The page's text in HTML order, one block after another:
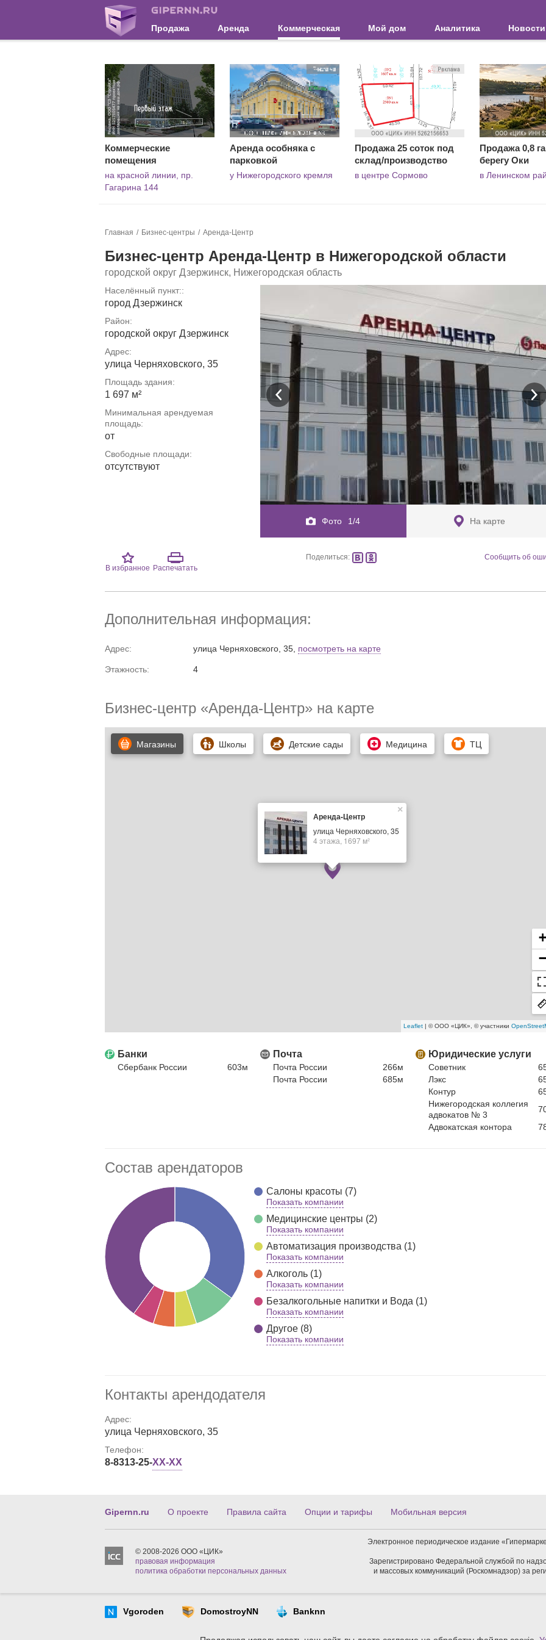
Продажа Аренда Коммерческая Мой дом Аналитика Новости
Коммерческие
помещения
на красной линии, пр.
Гагарина 144
Аренда особняка с
парковкой
у Нижегородского кремля
Продажа 25 соток под
склад/производство
в центре Сормово
Продажа 0,8
берегу Оки
в Ленинском
Главная Бизнес-центры Аренда-Центр
Бизнес-центр Аренда-Центр в Нижегородской области
городской округ Дзержинск, Нижегородская область
Населённый пункт::
город Дзержинск
Район:
городской округ Дзержинск
Адрес:
улица Черняховского, 35
Площадь здания:
1 697 м²
Минимальная арендуемая
площадь:
от
Свободные площади:
отсутствуют
Фото 1/4 На карте
В избранное Распечатать
Поделиться: Сообщить об
Дополнительная информация:
Адрес: улица Черняховского, 35, посмотреть на карте
Этажность: 4
Бизнес-центр «Аренда-Центр» на карте
Аренда-Центр
улица Черняховского, 35
4 этажа, 1697 м²
×
Магазины Школы Детские сады Медицина ТЦ
+
−
Leaflet | © ООО «ЦИК», © участники
Банки
Сбербанк России 603м
Почта
Почта России
266м
Почта России
685м
Юридические услуги
Советник
Лэкс
Контур
Нижегородская коллегия
адвокатов № 3
Адвокатская контора
Состав арендаторов
Салоны красоты (7)
Показать компании
Медицинские центры (2)
Показать компании
Автоматизация производства (1)
Показать компании
Алкоголь (1)
Показать компании
Безалкогольные напитки и Вода (1)
Показать компании
Другое (8)
Показать компании
Контакты арендодателя
Адрес:
улица Черняховского, 35
Телефон:
8-8313-25-XX-XX
Gipernn.ru О проекте Правила сайта Опции и тарифы Мобильная версия
© 2008-2026 ООО «ЦИК»
правовая информация
политика обработки персональных данных
Электронное периодическое издание
Зарегистрировано Федеральной службой по
и массовых коммуникаций (Роскомнадзор) за
Vgoroden DomostroyNN Banknn